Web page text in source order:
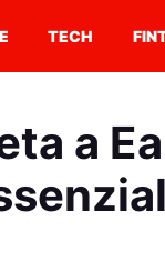
TECH
a